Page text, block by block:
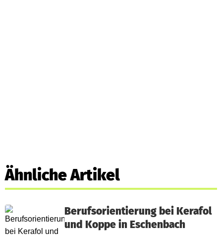
Ähnliche Artikel
Berufsorientierung bei Kerafol
und Koppe in Eschenbach